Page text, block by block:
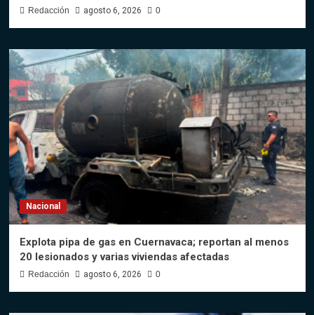
Redacción agosto 6, 2026 0
Nacional
Explota pipa de gas en Cuernavaca; reportan al menos
20 lesionados y varias viviendas afectadas
Redacción agosto 6, 2026 0